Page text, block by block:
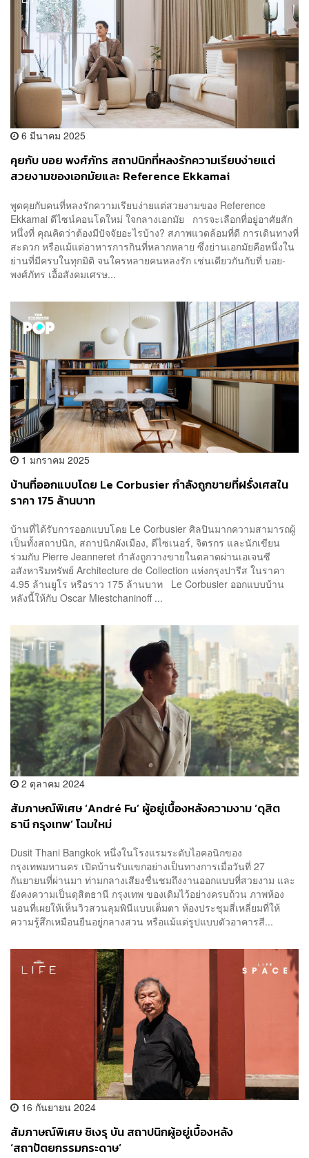
6 มีนาคม 2025
คุยกับ บอย พงศ์ภัทร สถาปนิกที่หลงรักความเรียบง่ายแต่
สวยงามของเอกมัยและ Reference Ekkamai
พูดคุยกับคนที่หลงรักความเรียบง่ายแต่สวยงามของ Reference
Ekkamai ดีไซน์คอนโดใหม่ ใจกลางเอกมัย การจะเลือกที่อยู่อาศัยสัก
หนึ่งที่ คุณคิดว่าต้องมีปัจจัยอะไรบ้าง? สภาพแวดล้อมที่ดี การเดินทางที่
สะดวก หรือแม้แต่อาหารการกินที่หลากหลาย ซึ่งย่านเอกมัยคือหนึ่งใน
ย่านที่มีครบในทุกมิติ จนใครหลายคนหลงรัก เช่นเดียวกันกับที่ บอย-
พงศ์ภัทร เอื้อสังคมเศรษ...
1 มกราคม 2025
บ้านที่ออกแบบโดย Le Corbusier กำลังถูกขายที่ฝรั่งเศสใน
ราคา 175 ล้านบาท
บ้านที่ได้รับการออกแบบโดย Le Corbusier ศิลปินมากความสามารถผู้
เป็นทั้งสถาปนิก, สถาปนิกผังเมือง, ดีไซเนอร์, จิตรกร และนักเขียน
ร่วมกับ Pierre Jeanneret กำลังถูกวางขายในตลาดผ่านเอเจนซี
อสังหาริมทรัพย์ Architecture de Collection แห่งกรุงปารีส ในราคา
4.95 ล้านยูโร หรือราว 175 ล้านบาท Le Corbusier ออกแบบบ้าน
หลังนี้ให้กับ Oscar Miestchaninoff ...
2 ตุลาคม 2024
สัมภาษณ์พิเศษ ‘André Fu’ ผู้อยู่เบื้องหลังความงาม ‘ดุสิต
ธานี กรุงเทพ’ โฉมใหม่
Dusit Thani Bangkok หนึ่งในโรงแรมระดับไอคอนิกของ
กรุงเทพมหานคร เปิดบ้านรับแขกอย่างเป็นทางการเมื่อวันที่ 27
กันยายนที่ผ่านมา ท่ามกลางเสียงชื่นชมถึงงานออกแบบที่สวยงาม และ
ยังคงความเป็นดุสิตธานี กรุงเทพ ของเดิมไว้อย่างครบถ้วน ภาพห้อง
นอนที่เผยให้เห็นวิวสวนลุมพินีแบบเต็มตา ห้องประชุมสี่เหลี่ยมที่ให้
ความรู้สึกเหมือนยืนอยู่กลางสวน หรือแม้แต่รูปแบบตัวอาคารสี...
16 กันยายน 2024
สัมภาษณ์พิเศษ ชิเงรุ บัน สถาปนิกผู้อยู่เบื้องหลัง
‘สถาปัตยกรรมกระดาษ’